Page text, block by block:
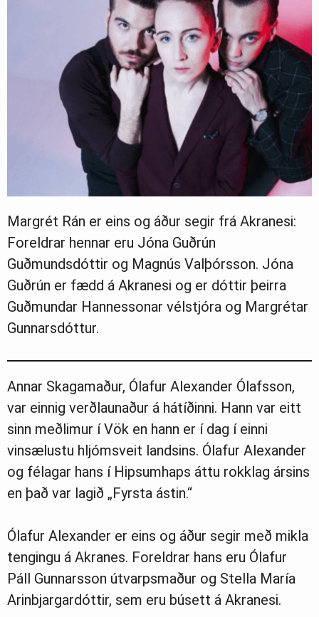
Margrét Rán er eins og áður segir frá Akranesi:
Foreldrar hennar eru Jóna Guðrún
Guðmundsdóttir og Magnús Valþórsson. Jóna
Guðrún er fædd á Akranesi og er dóttir þeirra
Guðmundar Hannessonar vélstjóra og Margrétar
Gunnarsdóttur.
Annar Skagamaður, Ólafur Alexander Ólafsson,
var einnig verðlaunaður á hátíðinni. Hann var eitt
sinn meðlimur í Vök en hann er í dag í einni
vinsælustu hljómsveit landsins. Ólafur Alexander
og félagar hans í Hipsumhaps áttu rokklag ársins
en það var lagið „Fyrsta ástin.“
Ólafur Alexander er eins og áður segir með mikla
tengingu á Akranes. Foreldrar hans eru Ólafur
Páll Gunnarsson útvarpsmaður og Stella María
Arinbjargardóttir, sem eru búsett á Akranesi.